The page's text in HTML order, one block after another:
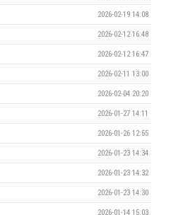
2026-02-19 14:08
2026-02-12 16:48
2026-02-12 16:47
2026-02-11 13:00
2026-02-04 20:20
2026-01-27 14:11
2026-01-26 12:55
2026-01-23 14:34
2026-01-23 14:32
2026-01-23 14:30
2026-01-14 15:03